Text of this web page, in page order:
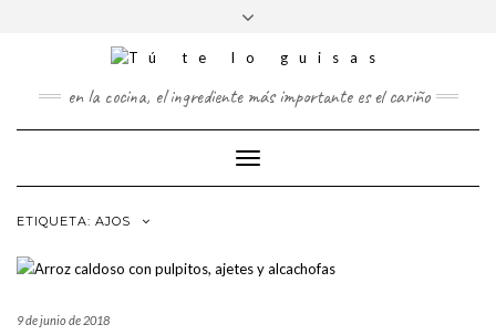
US
FACEBOOK
TWITTER
INSTAGRAM
cabecera
en la cocina, el ingrediente más importante es el cariño
Cambiar
modo
ETIQUETA: AJOS
9 de junio de 2018